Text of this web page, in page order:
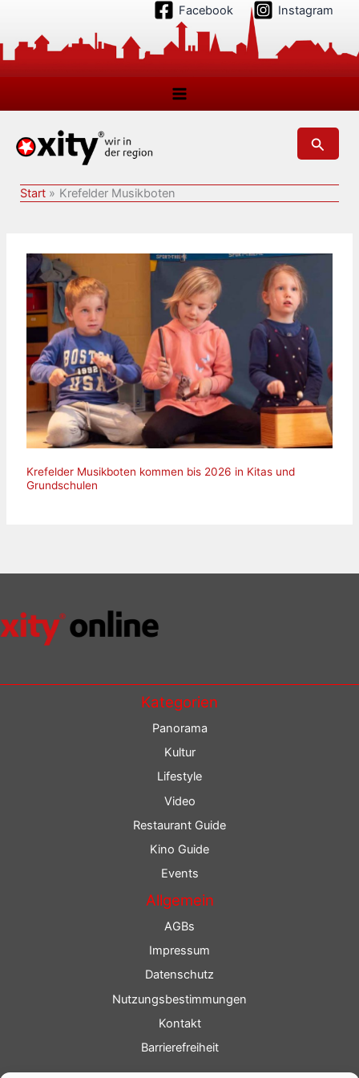
springen
Facebook Instagram
Suchen
Start Krefelder Musikboten
Krefelder Musikboten kommen bis 2026 in Kitas und
Grundschulen
Kategorien
Panorama
Kultur
Lifestyle
Video
Restaurant Guide
Kino Guide
Events
Allgemein
AGBs
Impressum
Datenschutz
Nutzungsbestimmungen
Kontakt
Barrierefreiheit